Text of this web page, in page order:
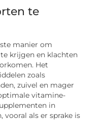
te
manier om
krijgen en klachten
Het
zoals
zuivel en mager
vitamine-
in
als er sprake is